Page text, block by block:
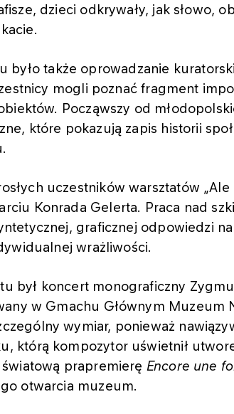
dzieci odkrywały, jak słowo,
także oprowadzanie
mogli poznać fragment
Począwszy od
które pokazują zapis historii
uczestników warsztatów
Konrada Gelerta. Praca nad
graficznej odpowiedzi
wrażliwości.
był koncert monograficzny
w Gmachu Głównym Muzeum
wymiar, ponieważ
którą kompozytor uświetnił
światową prapremierę Encore une
otwarcia muzeum.